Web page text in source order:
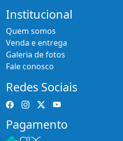
Institucional
Quem somos
Venda e entrega
Galeria de fotos
Fale conosco
Redes Sociais
Pagamento